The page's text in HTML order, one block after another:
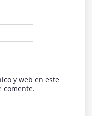
y web en este
comente.